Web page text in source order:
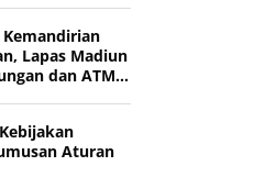
Lapas Madiun
dan ATM
Aturan